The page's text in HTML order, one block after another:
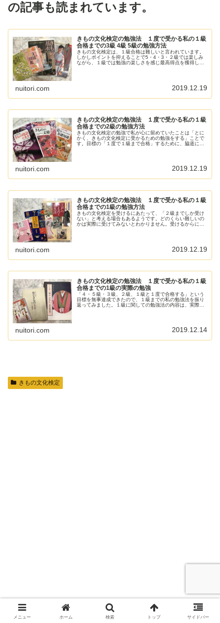
の記事も読まれています。
きもの文化検定の勉強法 １度で受かる私の１級
合格までの3級 4級 5級の勉強方法
きもの文化検定は、１級合格は難しいと言われています。
しかしポイントを抑えることで5・4・3・２級では楽しみ
ながら、１級では勉強の楽しさを感じ最高得点を獲得しま
nuitori.com 2019.12.19
きもの文化検定の勉強法 １度で受かる私の１級
合格までの2級の勉強方法
きもの文化検定の勉強で私が心に留めていたことは「とに
かく、きもの文化検定に受かるための勉強をする」ことで
す。目標の「１度で１級まで合格」するために、脇道にそ
nuitori.com 2019.12.19
きもの文化検定の勉強法 １度で受かる私の１級
合格までの1級の勉強方法
きもの文化検定を受けるにあたって、「２級までしか受け
ない」と考える場合もあるようです。どのくらい難しいの
かは実際に受けてみないとわかりません。受けるからには
nuitori.com 2019.12.19
きもの文化検定の勉強法 １度で受かる私の１級
合格までの1級の実際の勉強
「４・５級・３級、２級、１級と１度で合格する」という
目標を無事達成できたので、１級までの私の勉強法を振り
返ってみました。１級に関しての勉強法の内容は、実際の
nuitori.com 2019.12.14
きもの文化検定
メニュー ホーム 検索 トップ サイドバー